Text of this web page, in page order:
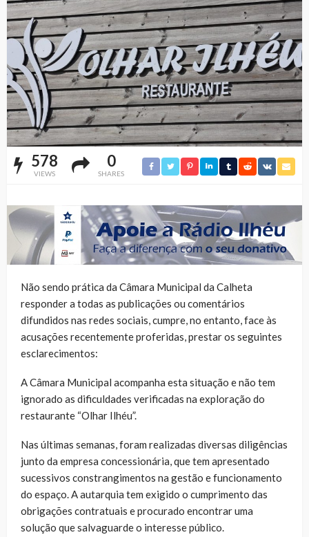
578
VIEWS
0
SHARES
Não sendo prática da Câmara Municipal da Calheta
responder a todas as publicações ou comentários
difundidos nas redes sociais, cumpre, no entanto, face às
acusações recentemente proferidas, prestar os seguintes
esclarecimentos:
A Câmara Municipal acompanha esta situação e não tem
ignorado as dificuldades verificadas na exploração do
restaurante “Olhar Ilhéu”.
Nas últimas semanas, foram realizadas diversas diligências
junto da empresa concessionária, que tem apresentado
sucessivos constrangimentos na gestão e funcionamento
do espaço. A autarquia tem exigido o cumprimento das
obrigações contratuais e procurado encontrar uma
solução que salvaguarde o interesse público.